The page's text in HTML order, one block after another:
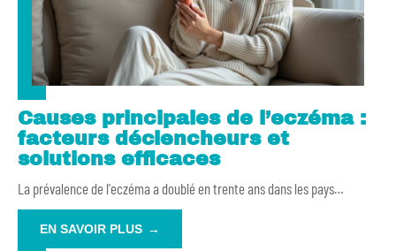
Causes principales de l’eczéma :
facteurs déclencheurs et
solutions efficaces
La prévalence de l'eczéma a doublé en trente ans dans les pays…
EN SAVOIR PLUS